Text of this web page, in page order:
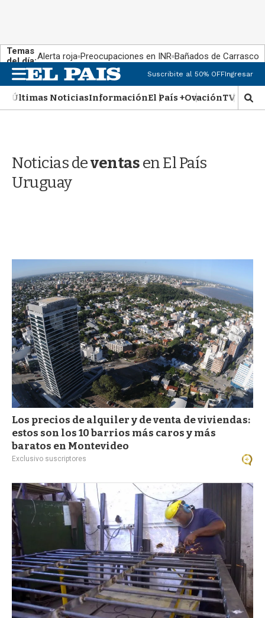
Temas
del día:Alerta roja Preocupaciones en INR Bañados de Carrasco
M
e
n
u
Suscribite al 50% OFFIngresar
Últimas NoticiasInformaciónEl País +OvaciónTV Show
M
o
d
Noticias deventasen El País
Uruguay
Los precios de alquiler y de venta de viviendas:
estos son los 10 barrios más caros y más
baratos en Montevideo
Exclusivo suscriptores